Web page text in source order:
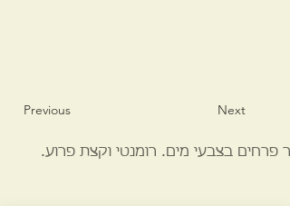
Previous Next
זר פרחים בצבעי מים. רומנטי וקצת פרוע.